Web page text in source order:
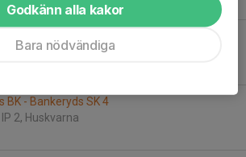
IP 2, Huskvarna
BK - Bankeryds SK 4
2, Huskvarna
Godkänn alla kakor
Bara nödvändiga